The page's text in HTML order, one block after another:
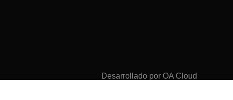
Desarrollado por OA Cloud